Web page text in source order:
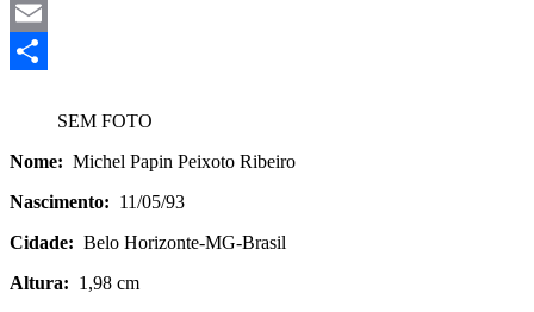
Mastodon
Email
SEM FOTO
Nome: Michel Papin Peixoto Ribeiro
Nascimento: 11/05/93
Cidade: Belo Horizonte-MG-Brasil
Altura: 1,98 cm